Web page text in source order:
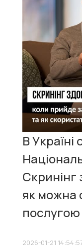
В Україні
Скринінг
як можна
послугою
2026-01-21